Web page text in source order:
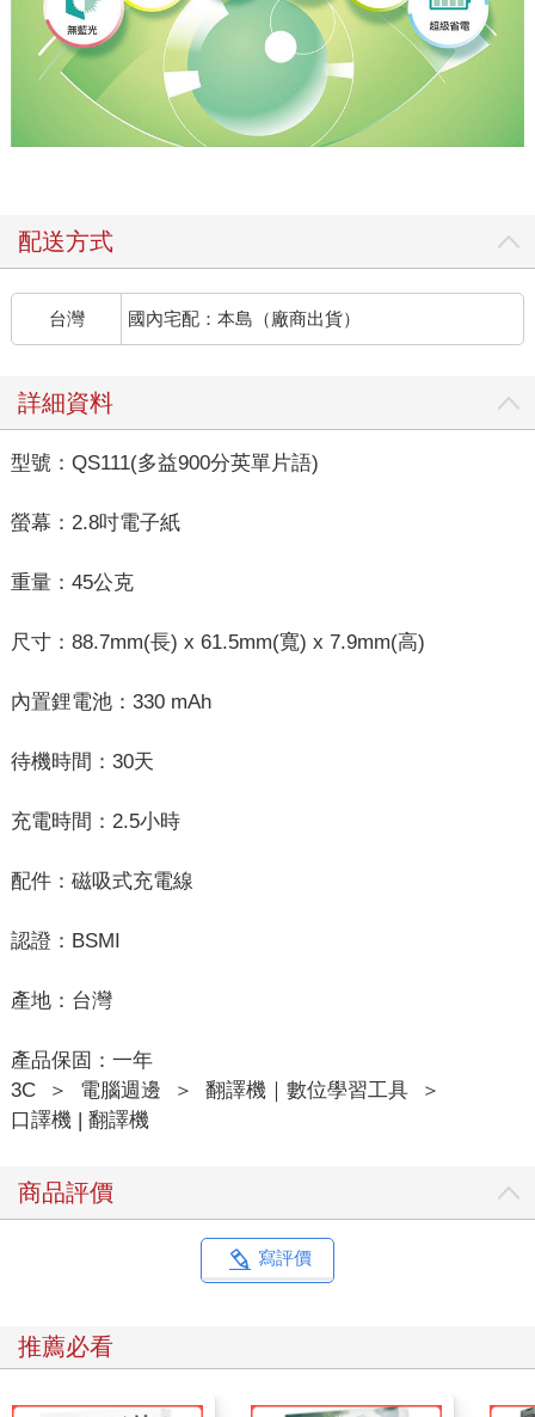
配送方式
台灣 國內宅配：本島（廠商出貨）
詳細資料
型號：QS111(多益900分英單片語)
螢幕：2.8吋電子紙
重量：45公克
尺寸：88.7mm(長) x 61.5mm(寬) x 7.9mm(高)
內置鋰電池：330 mAh
待機時間：30天
充電時間：2.5小時
配件：磁吸式充電線
認證：BSMI
產地：台灣
產品保固：一年
3C
＞ 電腦週邊 ＞ 翻譯機｜數位學習工具
＞
口譯機 | 翻譯機
商品評價
寫評價
推薦必看